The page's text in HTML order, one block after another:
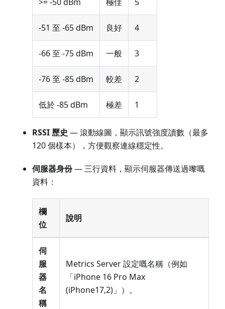
>= -50 dBm 極佳 5
-51 至 -65 dBm 良好 4
-66 至 -75 dBm 一般 3
-76 至 -85 dBm 較差 2
低於 -85 dBm 極差 1
RSSI 歷史— 滾動線圖，顯示訊號強度讀數（最多
120 個樣本），方便觀察連線穩定性。
伺服器身份— 三行資料，顯示伺服器傳送過嚟嘅
資料：
欄
位
說明
伺
服
器
名
稱
Metrics Server 設定嘅名稱（例如
「iPhone 16 Pro Max
(iPhone17,2)」）。